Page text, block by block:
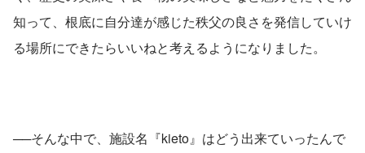
知って、根底に自分達が感じた秩父の良さを発信していけ
る場所にできたらいいねと考えるようになりました。
──そんな中で、施設名『kieto』はどう出来ていったんで